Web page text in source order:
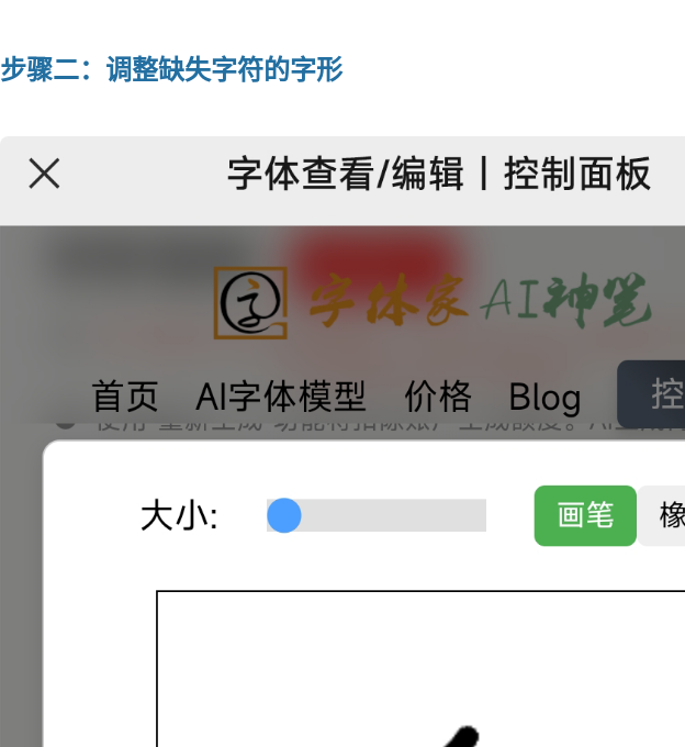
步骤二：调整缺失字符的字形